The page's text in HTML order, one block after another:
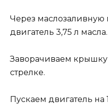
Через маслозаливную
двигатель 3,75 л масла.
Заворачиваем
стрелке.
Пускаем двигатель на